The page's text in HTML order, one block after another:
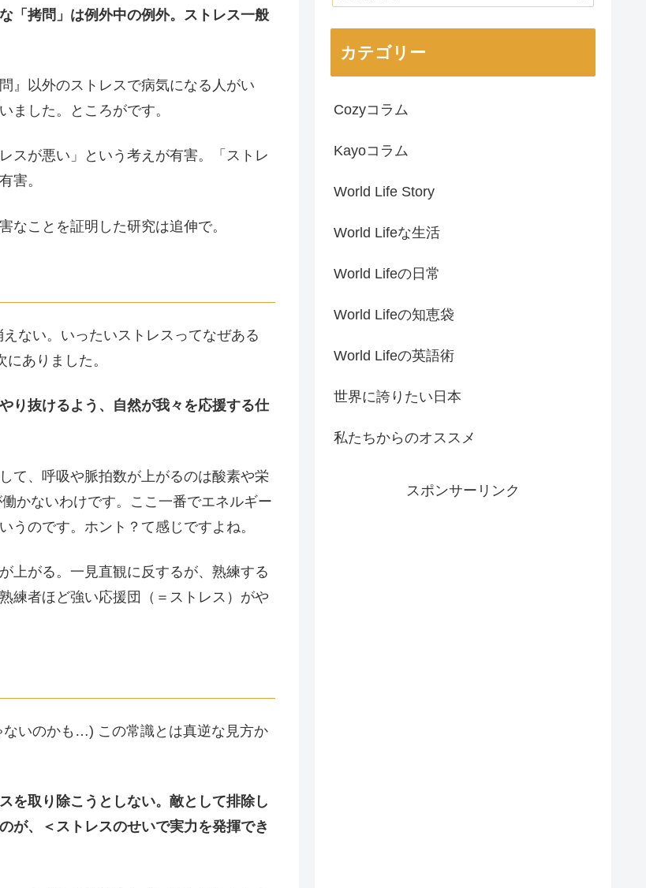
「拷問」は例外中の例外。ストレス一般
』以外のストレスで病気になる人がい
ました。ところがです。
スが悪い」という考えが有害。「ストレ
害。
なことを証明した研究は追伸で。
ない。いったいストレスってなぜある
ありました。
り抜けるよう、自然が我々を応援する仕
て、呼吸や脈拍数が上がるのは酸素や栄
かないわけです。ここ一番でエネルギー
のです。ホント？て感じですよね。
上がる。一見直観に反するが、熟練する
練者ほど強い応援団（＝ストレス）がや
いのかも…) この常識とは真逆な見方か
を取り除こうとしない。敵として排除し
が、＜ストレスのせいで実力を発揮でき
カテゴリー
Cozyコラム
Kayoコラム
World Life Story
World Lifeな生活
World Lifeの日常
World Lifeの知恵袋
World Lifeの英語術
世界に誇りたい日本
私たちからのオススメ
スポンサーリンク